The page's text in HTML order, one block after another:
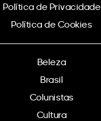
Política de Privacidade
Política de Cookies
Beleza
Brasil
Colunistas
Cultura